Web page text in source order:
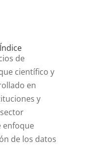
de
científico y
en
y
enfoque
de los datos